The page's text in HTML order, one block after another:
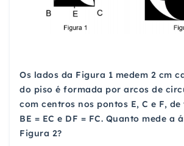
Os lados da Figura 1 medem 2 cm
do piso é formada por arcos de
com centros nos pontos E, C e F,
BE = EC e DF = FC. Quanto mede a
Figura 2?